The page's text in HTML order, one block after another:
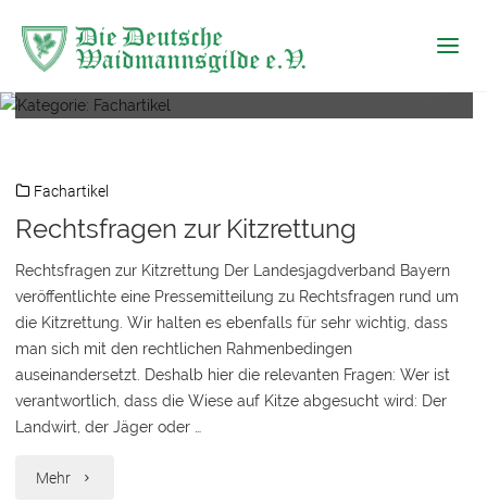
Waidmannsgilde
Kategorie:
Fachartikel
Rechtsfragen zur Kitzrettung
Rechtsfragen zur Kitzrettung Der Landesjagdverband Bayern
veröffentlichte eine Pressemitteilung zu Rechtsfragen rund um
die Kitzrettung. Wir halten es ebenfalls für sehr wichtig, dass
man sich mit den rechtlichen Rahmenbedingen
auseinandersetzt. Deshalb hier die relevanten Fragen: Wer ist
verantwortlich, dass die Wiese auf Kitze abgesucht wird: Der
Landwirt, der Jäger oder …
Mehr "Rechtsfragen